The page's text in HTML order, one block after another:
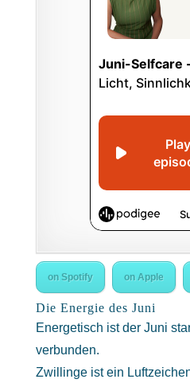
on Spotify on Apple
Die Energie des Juni
Energetisch ist der Juni
verbunden.
Zwillinge ist ein